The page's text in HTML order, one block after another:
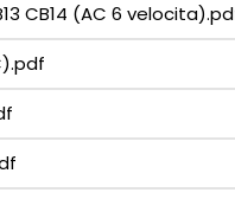
CB14 (AC 6